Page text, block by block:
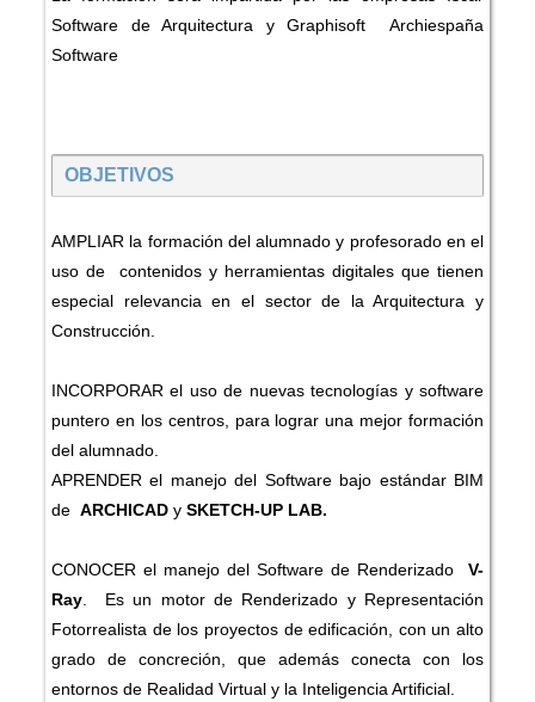
Software de Arquitectura y Graphisoft Archiespaña
Software
OBJETIVOS
AMPLIAR la formación del alumnado y profesorado en el
uso de contenidos y herramientas digitales que tienen
especial relevancia en el sector de la Arquitectura y
Construcción.
INCORPORAR el uso de nuevas tecnologías y software
puntero en los centros, para lograr una mejor formación
del alumnado.
APRENDER el manejo del Software bajo estándar BIM
de ARCHICAD y SKETCH-UP LAB.
CONOCER el manejo del Software de Renderizado V-
Ray . Es un motor de Renderizado y Representación
Fotorrealista de los proyectos de edificación, con un alto
grado de concreción, que además conecta con los
entornos de Realidad Virtual y la Inteligencia Artificial.